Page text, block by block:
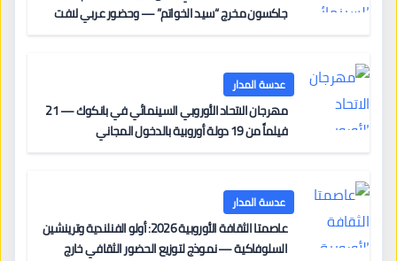
جاكسون مخرج “سيد الخواتم” — وحضور عربي لافت
عدسة المدار
مهرجان الاتحاد الأوروبي السينمائي في بانكوك — 21
فيلماً من 19 دولة أوروبية بالدخول المجاني
عدسة المدار
عاصمتا الثقافة الأوروبية 2026: أولو الفنلندية وترينشين
السلوفاكية — نموذج لتوزيع الحضور الثقافي خارج